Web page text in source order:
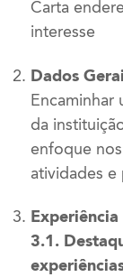
Carta
interesse
Dados
Encaminhar
da
enfoque
atividades
3.1.